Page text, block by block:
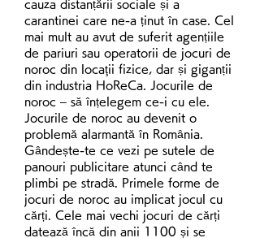
cauza distanțării sociale și a
carantinei care ne-a ținut în case. Cel
mai mult au avut de suferit agențiile
de pariuri sau operatorii de jocuri de
noroc din locaţii fizice, dar și giganții
din industria HoReCa. Jocurile de
noroc – să înțelegem ce-i cu ele.
Jocurile de noroc au devenit o
problemă alarmantă în România.
Gândește-te ce vezi pe sutele de
panouri publicitare atunci când te
plimbi pe stradă. Primele forme de
jocuri de noroc au implicat jocul cu
cărți. Cele mai vechi jocuri de cărți
datează încă din anii 1100 și se